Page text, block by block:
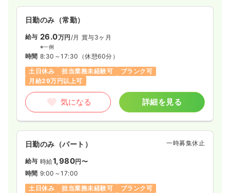
日勤のみ（常勤）
給与 26.0万円 /月 賞与3ヶ月
※一例
時間 8:30～17:30 （休憩60分）
土日休み
担当業務未経験可
ブランク可
月給29万円以上可
気になる 詳細を見る
日勤のみ（パート） 一時募集休止
給与 時給1,980円〜
時間 9:00～17:00
土日休み
担当業務未経験可
ブランク可